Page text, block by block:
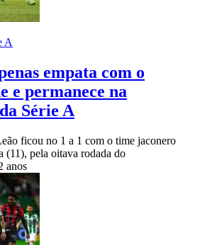
A
empata com o
e permanece na
Série A
ficou no 1 a 1 com o time jaconero
(11), pela oitava rodada do
anos